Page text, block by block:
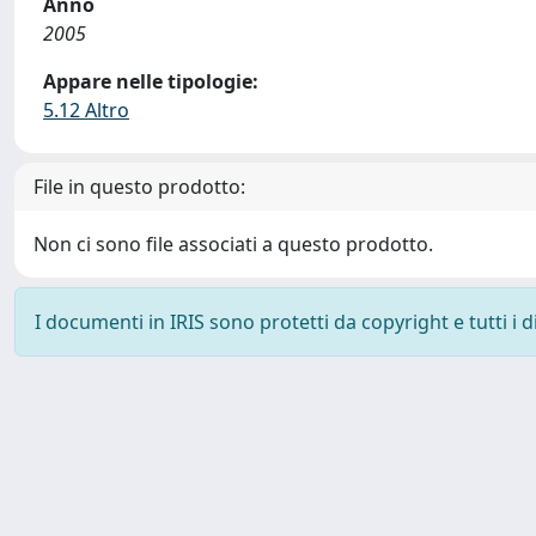
2005
Appare nelle tipologie:
5.12 Altro
File in questo prodotto:
Non ci sono file associati a questo prodotto.
I documenti in IRIS sono protetti da copyright e tutti i